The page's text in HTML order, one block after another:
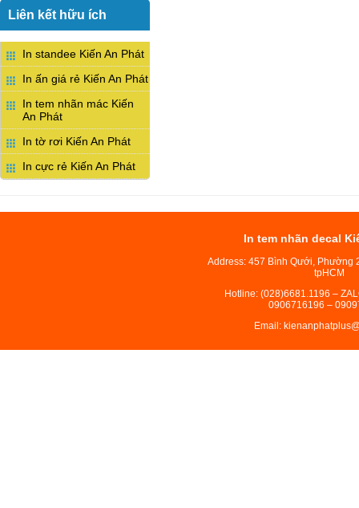
Liên kết hữu ích
In standee Kiến An Phát
In ấn giá rẻ Kiến An Phát
In tem nhãn mác Kiến
An Phát
In tờ rơi Kiến An Phát
In cực rẻ Kiến An Phát
In tem nhãn decal
Address: 457 Bình Qưới, Phường
tpHCM
Hotline: (028)6681.1196 –
0906716196 –
Email: